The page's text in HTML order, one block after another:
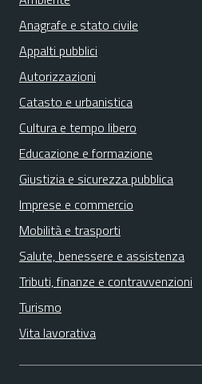
Anagrafe e stato civile
Appalti pubblici
Autorizzazioni
Catasto e urbanistica
Cultura e tempo libero
Educazione e formazione
Giustizia e sicurezza pubblica
Imprese e commercio
Mobilità e trasporti
Salute, benessere e assistenza
Tributi, finanze e contravvenzioni
Turismo
Vita lavorativa